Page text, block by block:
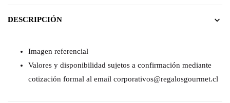
DESCRIPCIÓN
Imagen referencial
Valores y disponibilidad sujetos a confirmación mediante
cotización formal al email corporativos@regalosgourmet.cl